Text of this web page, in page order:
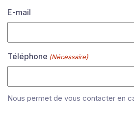
E-mail
Téléphone (Nécessaire)
Nous permet de vous contacter en